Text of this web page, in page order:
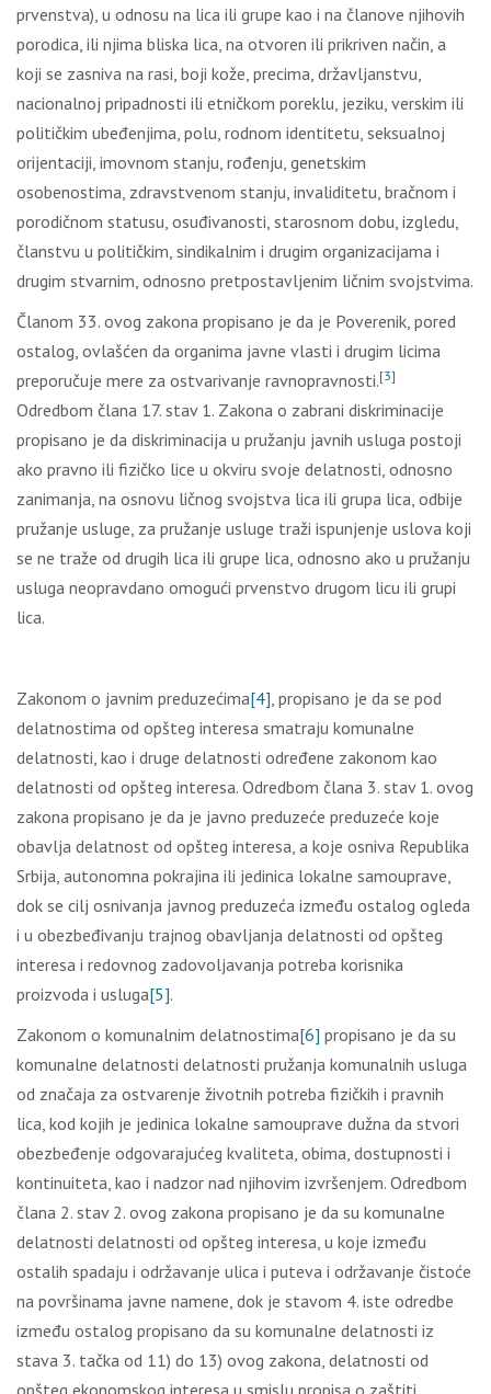
prvenstva), u odnosu na lica ili grupe kao i na članove njihovih
porodica, ili njima bliska lica, na otvoren ili prikriven način, a
koji se zasniva na rasi, boji kože, precima, državlјanstvu,
nacionalnoj pripadnosti ili etničkom poreklu, jeziku, verskim ili
političkim ubeđenjima, polu, rodnom identitetu, seksualnoj
orijentaciji, imovnom stanju, rođenju, genetskim
osobenostima, zdravstvenom stanju, invaliditetu, bračnom i
porodičnom statusu, osuđivanosti, starosnom dobu, izgledu,
članstvu u političkim, sindikalnim i drugim organizacijama i
drugim stvarnim, odnosno pretpostavlјenim ličnim svojstvima.
Članom 33. ovog zakona propisano je da je Poverenik, pored
ostalog, ovlašćen da organima javne vlasti i drugim licima
preporučuje mere za ostvarivanje ravnopravnosti.[3]
Odredbom člana 17. stav 1. Zakona o zabrani diskriminacije
propisano je da diskriminacija u pružanju javnih usluga postoji
ako pravno ili fizičko lice u okviru svoje delatnosti, odnosno
zanimanja, na osnovu ličnog svojstva lica ili grupa lica, odbije
pružanje usluge, za pružanje usluge traži ispunjenje uslova koji
se ne traže od drugih lica ili grupe lica, odnosno ako u pružanju
usluga neopravdano omogući prvenstvo drugom licu ili grupi
lica.
Zakonom o javnim preduzećima[4], propisano je da se pod
delatnostima od opšteg interesa smatraju komunalne
delatnosti, kao i druge delatnosti određene zakonom kao
delatnosti od opšteg interesa. Odredbom člana 3. stav 1. ovog
zakona propisano je da je javno preduzeće preduzeće koje
obavlјa delatnost od opšteg interesa, a koje osniva Republika
Srbija, autonomna pokrajina ili jedinica lokalne samouprave,
dok se cilј osnivanja javnog preduzeća između ostalog ogleda
i u obezbeđivanju trajnog obavlјanja delatnosti od opšteg
interesa i redovnog zadovolјavanja potreba korisnika
proizvoda i usluga[5].
Zakonom o komunalnim delatnostima[6] propisano je da su
komunalne delatnosti delatnosti pružanja komunalnih usluga
od značaja za ostvarenje životnih potreba fizičkih i pravnih
lica, kod kojih je jedinica lokalne samouprave dužna da stvori
obezbeđenje odgovarajućeg kvaliteta, obima, dostupnosti i
kontinuiteta, kao i nadzor nad njihovim izvršenjem. Odredbom
člana 2. stav 2. ovog zakona propisano je da su komunalne
delatnosti delatnosti od opšteg interesa, u koje između
ostalih spadaju i održavanje ulica i puteva i održavanje čistoće
na površinama javne namene, dok je stavom 4. iste odredbe
između ostalog propisano da su komunalne delatnosti iz
stava 3. tačka od 11) do 13) ovog zakona, delatnosti od
opšteg ekonomskog interesa u smislu propisa o zaštiti